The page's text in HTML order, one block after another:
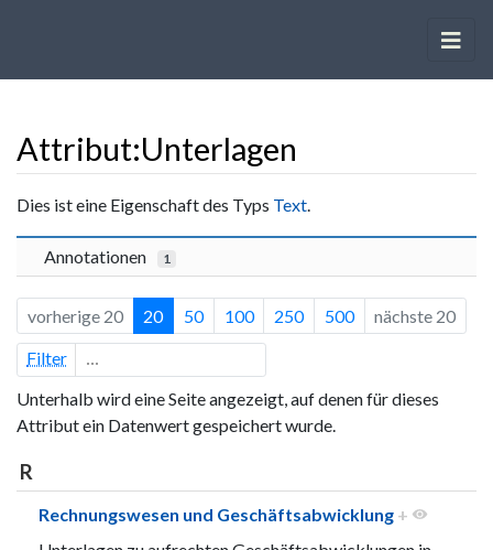
Attribut:Unterlagen
Wechseln zu:Navigation,Suche
Dies ist eine Eigenschaft des Typs Text.
Annotationen 1
vorherige 20 20 50 100 250 500 nächste 20
Filter
Unterhalb wird eine Seite angezeigt, auf denen für dieses
Attribut ein Datenwert gespeichert wurde.
R
Rechnungswesen und Geschäftsabwicklung +